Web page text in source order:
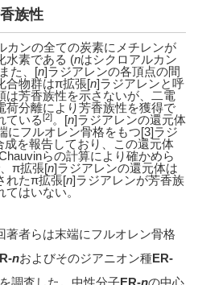
族性
カンの全ての炭素にメチレンが
水素である (nはシクロアルカン
た、[n]ラジアレンの各頂点の間
合物群はπ拡張[n]ラジアレンと呼
は芳香族性を示さないが、二電
荷分離により芳香族性を獲得で
ている[2]。[n]ラジアレンの還元体
にフルオレン骨格をもつ[3]ラジ
成を報告しており、この還元体
らの計算により確かめら
π拡張[n]ラジアレンの還元体は
れたπ拡張[n]ラジアレンが芳香族
はいない。
著者らは末端にフルオレン骨格
nおよびそのジアニオン種ER-